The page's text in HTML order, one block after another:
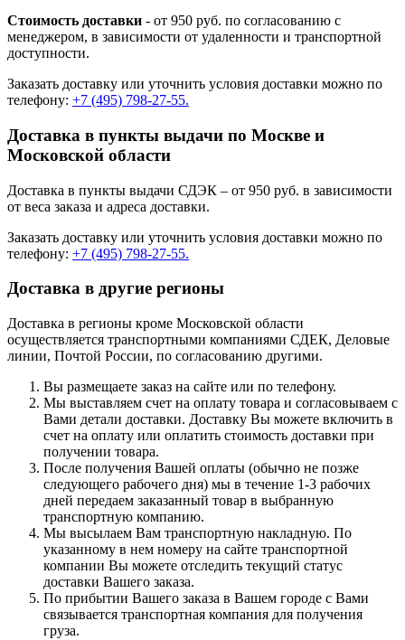
Стоимость доставки - от 950 руб. по согласованию с
менеджером, в зависимости от удаленности и транспортной
доступности.
Заказать доставку или уточнить условия доставки можно по
телефону: +7 (495) 798-27-55.
Доставка в пункты выдачи по Москве и
Московской области
Доставка в пункты выдачи СДЭК – от 950 руб. в зависимости
от веса заказа и адреса доставки.
Заказать доставку или уточнить условия доставки можно по
телефону: +7 (495) 798-27-55.
Доставка в другие регионы
Доставка в регионы кроме Московской области
осуществляется транспортными компаниями СДЕК, Деловые
линии, Почтой России, по согласованию другими.
Вы размещаете заказ на сайте или по телефону.
Мы выставляем счет на оплату товара и согласовываем с
Вами детали доставки. Доставку Вы можете включить в
счет на оплату или оплатить стоимость доставки при
получении товара.
После получения Вашей оплаты (обычно не позже
следующего рабочего дня) мы в течение 1-3 рабочих
дней передаем заказанный товар в выбранную
транспортную компанию.
Мы высылаем Вам транспортную накладную. По
указанному в нем номеру на сайте транспортной
компании Вы можете отследить текущий статус
доставки Вашего заказа.
По прибытии Вашего заказа в Вашем городе с Вами
связывается транспортная компания для получения
груза.